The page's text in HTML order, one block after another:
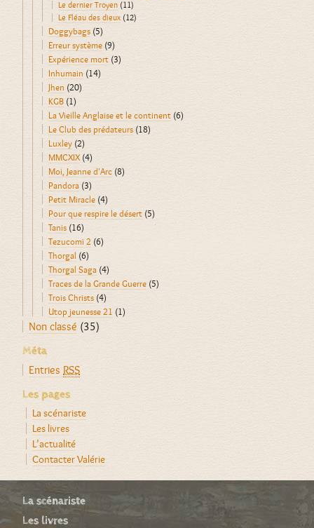
Le dernier Troyen (11)
Le Fléau des dieux (12)
Doggybags (5)
Erreur système (9)
Expérience mort (3)
Inhumain (14)
Jhen (20)
KGB (1)
La Vieille Anglaise et le continent (6)
Le Club des prédateurs (18)
Luxley (2)
MMCXIX(4)
Moi, Jeanne d'Arc (8)
Pandora (3)
Petit Miracle (4)
Pour que respire le désert (5)
Tanis (16)
Tezucomi 2 (6)
Thorgal (6)
Thorgal Saga (4)
Traces de la Grande Guerre (5)
Trois Christs (4)
Utop jeunesse 21 (1)
Non classé (35)
Méta
Entries RSS
Les pages
La scénariste
Les livres
L’actualité
Contacter Valérie
La scénariste
Les livres